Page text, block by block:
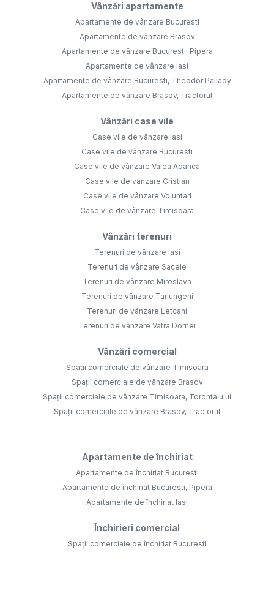
Vânzări apartamente
Apartamente de vânzare Bucuresti
Apartamente de vânzare Brasov
Apartamente de vânzare Bucuresti, Pipera
Apartamente de vânzare Iasi
Apartamente de vânzare Bucuresti, Theodor Pallady
Apartamente de vânzare Brasov, Tractorul
Vânzări case vile
Case vile de vânzare Iasi
Case vile de vânzare Bucuresti
Case vile de vânzare Valea Adanca
Case vile de vânzare Cristian
Case vile de vânzare Voluntari
Case vile de vânzare Timisoara
Vânzări terenuri
Terenuri de vânzare Iasi
Terenuri de vânzare Sacele
Terenuri de vânzare Miroslava
Terenuri de vânzare Tarlungeni
Terenuri de vânzare Letcani
Terenuri de vânzare Vatra Dornei
Vânzări comercial
Spații comerciale de vânzare Timisoara
Spații comerciale de vânzare Brasov
Spații comerciale de vânzare Timisoara, Torontalului
Spații comerciale de vânzare Brasov, Tractorul
Apartamente de închiriat
Apartamente de închiriat Bucuresti
Apartamente de închiriat Bucuresti, Pipera
Apartamente de închiriat Iasi
Închirieri comercial
Spații comerciale de închiriat Bucuresti